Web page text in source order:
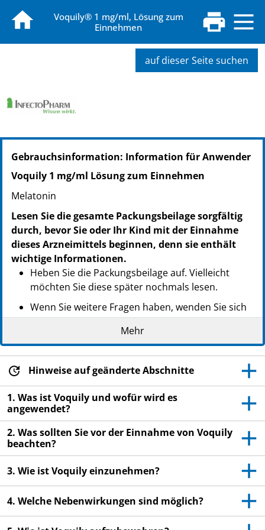
Voquily® 1 mg/ml, Lösung zum
Einnehmen
auf dieser Seite suchen
PZN: 19720056
PPN: 111972005648
PZN: 19192226
Gebrauchsinformation: Information für Anwender
Voquily 1 mg/ml Lösung zum Einnehmen
Melatonin
Lesen Sie die gesamte Packungsbeilage sorgfältig
durch, bevor Sie oder Ihr Kind mit der Einnahme
dieses Arzneimittels beginnen, denn sie enthält
wichtige Informationen.
Heben Sie die Packungsbeilage auf. Vielleicht
möchten Sie diese später nochmals lesen.
Wenn Sie weitere Fragen haben, wenden Sie sich
an Ihren Arzt oder Apotheker.
Dieses Arzneimittel wurde Ihnen persönlich
verschrieben. Geben Sie es nicht an Dritte weiter.
Es kann anderen Menschen schaden, auch wenn
diese die gleichen Beschwerden haben wie Sie.
Wenn Sie Nebenwirkungen bemerken, wenden Sie
sich an Ihren Arzt oder Apotheker. Dies gilt auch
für Nebenwirkungen, die nicht in dieser
Packungsbeilage angegeben sind. Siehe Abschnitt
Mehr
Hinweise auf geänderte Abschnitte
1. Was ist Voquily und wofür wird es
angewendet?
2. Was sollten Sie vor der Einnahme von Voquily
beachten?
3. Wie ist Voquily einzunehmen?
4. Welche Nebenwirkungen sind möglich?